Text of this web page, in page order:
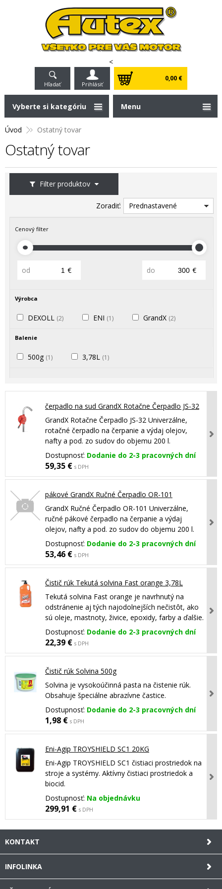
<
Hľadať Prihlásiť
0,00 €
Úvod Ostatný tovar
Ostatný tovar
Filter produktov
Zoradiť: Prednastavené
Cenový filter
od € do €
Výrobca
DEXOLL (2) ENI (1) GrandX (2)
Balenie
500g (1) 3,78L (1)
čerpadlo na sud GrandX Rotačne Čerpadlo JS-32
GrandX Rotačne Čerpadlo JS-32 Univerzálne,
rotačné čerpadlo na čerpanie a výdaj olejov,
nafty a pod. zo sudov do objemu 200 l.
Dostupnosť: Dodanie do 2-3 pracovných dní
59,35 € s DPH
pákové GrandX Ručné Čerpadlo OR-101
GrandX Ručné Čerpadlo OR-101 Univerzálne,
ručné pákové čerpadlo na čerpanie a výdaj
olejov, nafty a pod. zo sudov do objemu 200 l.
Dostupnosť: Dodanie do 2-3 pracovných dní
53,46 € s DPH
Čistič rúk Tekutá solvina Fast orange 3,78L
Tekutá solvina Fast orange je navrhnutý na
odstránenie aj tých najodolnejších nečistôt, ako
sú oleje, mastnoty, živice, epoxidy, farby a ďalšie.
Dostupnosť: Dodanie do 2-3 pracovných dní
22,39 € s DPH
Čistič rúk Solvina 500g
Solvina je vysokoúčinná pasta na čistenie rúk.
Obsahuje špeciálne abrazívne častice.
Dostupnosť: Dodanie do 2-3 pracovných dní
1,98 € s DPH
Eni-Agip TROYSHIELD SC1 20KG
Eni-Agip TROYSHIELD SC1 čistiaci prostriedok na
stroje a systémy. Aktívny čistiaci prostriedok a
biocid.
Dostupnosť: Na objednávku
299,91 € s DPH
Vyberte si kategóriu Menu
KONTAKT
INFOLINKA